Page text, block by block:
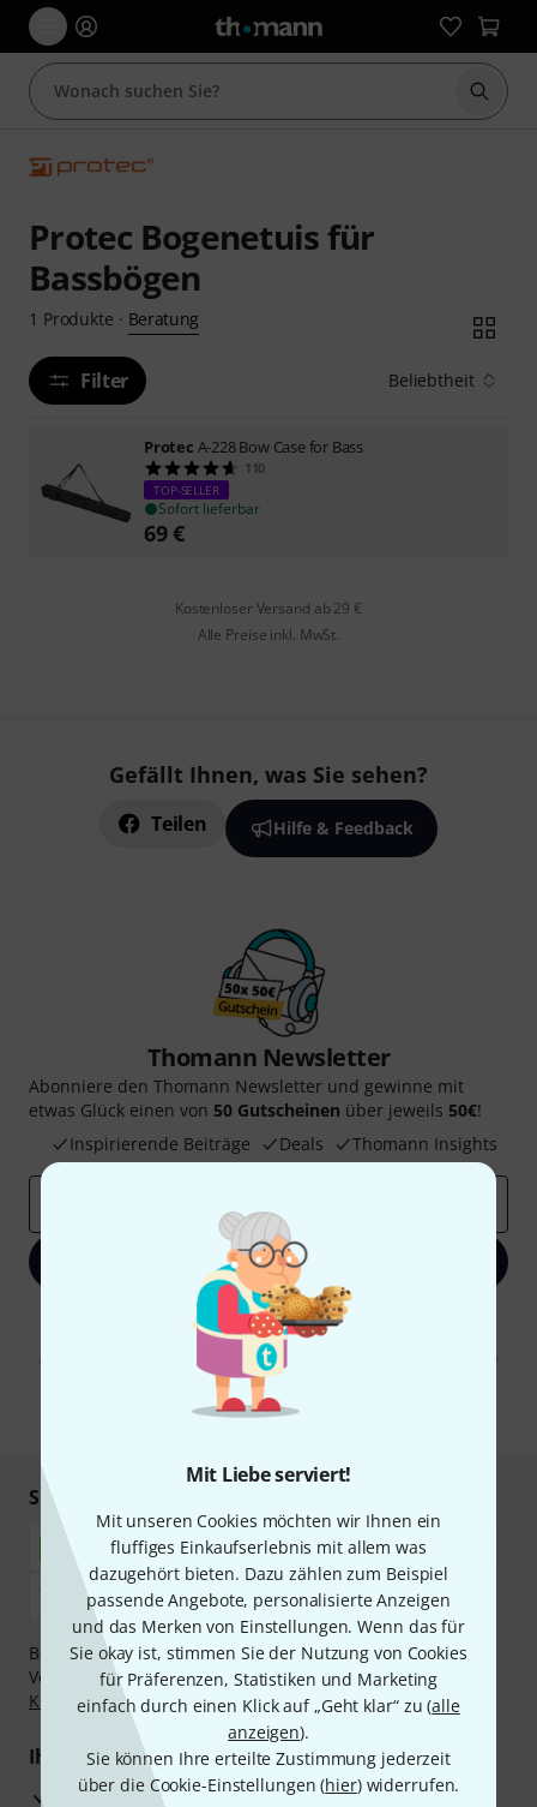
Mit Liebe serviert!
Mit unseren Cookies möchten wir Ihnen ein
fluffiges Einkaufserlebnis mit allem was
dazugehört bieten. Dazu zählen zum Beispiel
passende Angebote, personalisierte Anzeigen
und das Merken von Einstellungen. Wenn das für
Sie okay ist, stimmen Sie der Nutzung von Cookies
für Präferenzen, Statistiken und Marketing
einfach durch einen Klick auf „Geht klar“ zu (alle
anzeigen).
Sie können Ihre erteilte Zustimmung jederzeit
über die Cookie-Einstellungen (hier) widerrufen.
Suche
Protec Bogenetuis für
Bassbögen
1 Produkte · Beratung
Filter Beliebtheit
Protec A-228 Bow Case for Bass
110
TOP-SELLER
Sofort lieferbar
69€
Kostenloser Versand ab 29 €
Alle Preise inkl. MwSt.
Gefällt Ihnen, was Sie sehen?
Teilen Hilfe & Feedback
Thomann Newsletter
Abonniere den Thomann Newsletter und gewinne mit
etwas Glück einen von 50 Gutscheinen über jeweils 50€!
Inspirierende Beiträge
Deals Thomann Insights
Jetzt anmelden
Mit Klick auf „Jetzt anmelden“ stimmen Sie dem Erhalt von E-Mail-
Werbung und einer Messung des E-Mail-Nutzungsverhaltens zu. Die
Abmeldung ist jederzeit möglich. Weitere Informationen finden Sie in
unserenDatenschutzhinweisen
* Pflichtfeld
Sicher einkaufen & bezahlen
Bezahlen Sie vertraulich und sicher per Nachnahme,
Vorkasse, PayPal, Amazon Pay,Klarna Sofort bezahlen
Klarna Ratenzahlungoder Kreditkarte.
Ihre Vorteile
3 Jahre Thomann Garantie